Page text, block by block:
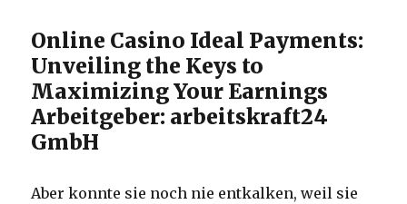
Online Casino Ideal Payments:
Unveiling the Keys to
Maximizing Your Earnings
Arbeitgeber: arbeitskraft24
GmbH
Aber konnte sie noch nie entkalken, weil sie